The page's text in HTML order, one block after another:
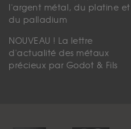
l'argent métal, du platine et
du palladium
NOUVEAU ! La lettre
d'actualité des métaux
précieux par Godot & Fils